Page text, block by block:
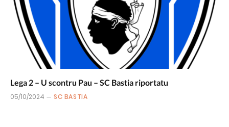
Lega 2 – U scontru Pau – SC Bastia riportatu
05/10/2024 SC BASTIA